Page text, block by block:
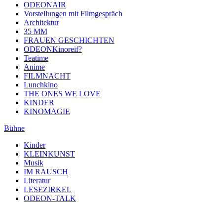
ODEONAIR
Vorstellungen mit Filmgespräch
Architektur
35 MM
FRAUEN GESCHICHTEN
ODEONKinoreif?
Teatime
Anime
FILMNACHT
Lunchkino
THE ONES WE LOVE
KINDER
KINOMAGIE
Bühne
Kinder
KLEINKUNST
Musik
IM RAUSCH
Literatur
LESEZIRKEL
ODEON-TALK